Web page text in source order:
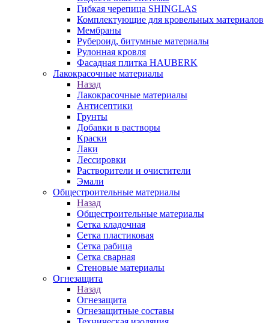
Гибкая черепица SHINGLAS
Комплектующие для кровельных материалов
Мембраны
Рубероид, битумные материалы
Рулонная кровля
Фасадная плитка HAUBERK
Лакокрасочные материалы
Назад
Лакокрасочные материалы
Антисептики
Грунты
Добавки в растворы
Краски
Лаки
Лессировки
Растворители и очистители
Эмали
Общестроительные материалы
Назад
Общестроительные материалы
Сетка кладочная
Сетка пластиковая
Сетка рабица
Сетка сварная
Стеновые материалы
Огнезащита
Назад
Огнезащита
Огнезащитные составы